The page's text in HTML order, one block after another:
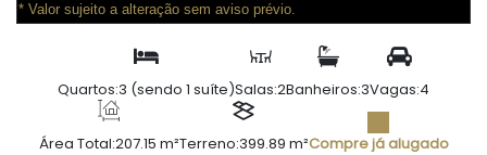
* Valor sujeito a alteração sem aviso prévio.
Quartos:3 (sendo 1 suíte)Salas:2Banheiros:3Vagas:4
Área Total:207.15 m²Terreno:399.89 m²Compre já alugado